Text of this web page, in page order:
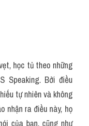
học tủ theo những
Speaking. Bởi điều
tự nhiên và không
nhận ra điều này, họ
của bạn, cũng như